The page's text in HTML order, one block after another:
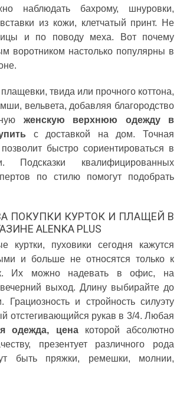
наблюдать бахрому, шнуровки,
из кожи, клетчатый принт. Не
и по поводу меха. Вот почему
воротником настолько популярны в
твида или прочного коттона,
вельвета, добавляя благородство
женскую верхнюю одежду в
с доставкой на дом. Точная
быстро сориентироваться в
Подсказки квалифицированных
по стилю помогут подобрать
ПОКУПКИ КУРТОК И ПЛАЩЕЙ В
ALENKA PLUS
куртки, пуховики сегодня кажутся
и больше не относятся только к
Их можно надевать в офис, на
выход. Длину выбирайте до
и стройность силуэту
отстегивающийся рукав в 3/4. Любая
одежда, ценакоторой абсолютно
презентует различного рода
быть пряжки, ремешки, молнии,